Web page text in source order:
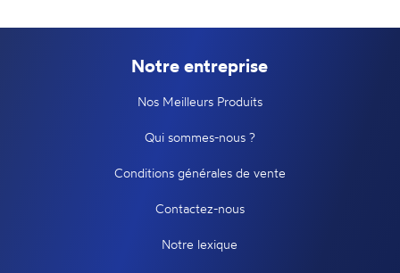
Notre entreprise
Nos Meilleurs Produits
Qui sommes-nous ?
Conditions générales de vente
Contactez-nous
Notre lexique